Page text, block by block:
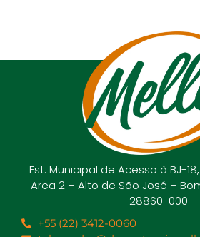
Est. Municipal de Acesso à BJ-
Area 2 – Alto de São José –
28860-000
+55 (22) 3412-0060